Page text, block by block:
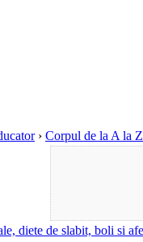
› Corpul de la A la Z